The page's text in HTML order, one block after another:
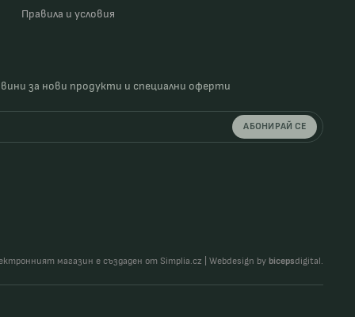
Правила и условия
за нови продукти и специални оферти
АБОНИРАЙ СЕ
магазин е създаден от Simplia.cz Webdesign by bicepsdigital.